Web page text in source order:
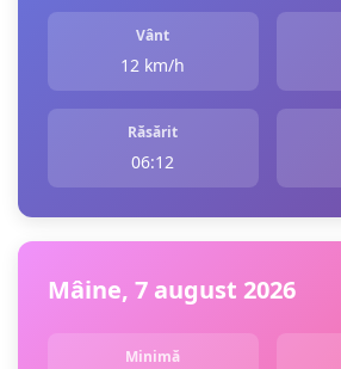
Vânt
12 km/h
Răsărit
06:12
Mâine, 7 august 2026
Minimă